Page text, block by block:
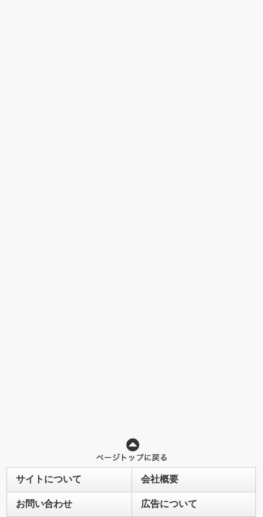
サイトについて 会社概要
お問い合わせ 広告について